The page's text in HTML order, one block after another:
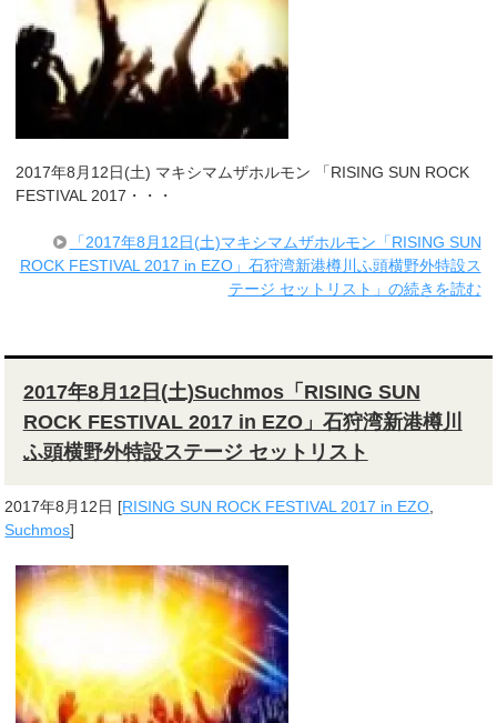
2017年8月12日(土) マキシマムザホルモン 「RISING SUN ROCK
FESTIVAL 2017・・・
「2017年8月12日(土)マキシマムザホルモン「RISING SUN
ROCK FESTIVAL 2017 in EZO」石狩湾新港樽川ふ頭横野外特設ス
テージ セットリスト」の続きを読む
2017年8月12日(土)Suchmos「RISING SUN
ROCK FESTIVAL 2017 in EZO」石狩湾新港樽川
ふ頭横野外特設ステージ セットリスト
2017年8月12日 [RISING SUN ROCK FESTIVAL 2017 in EZO
Suchmos]